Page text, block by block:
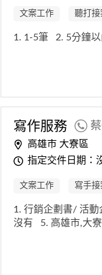
文案工作 聽打接
1. 1-5筆 2. 5分鐘
寫作服務
高雄市 大寮區
指定交件日期：
文案工作 寫手接
1. 行銷企劃書/ 活
沒有
5. 高雄市,大